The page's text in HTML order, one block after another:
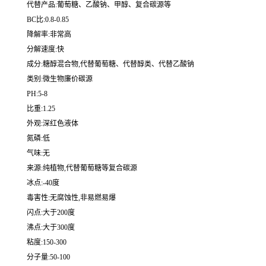
代替产品:葡萄糖、乙酸钠、甲醇、复合碳源等
BC比:0.8-0.85
降解率:非常高
分解速度:快
成分:糖醇混合物,代替葡萄糖、代替醇类、代替乙酸钠
类别:微生物廉价碳源
PH:5-8
比重:1.25
外观:深红色液体
氮磷:低
气味:无
来源:纯植物,代替葡萄糖等复合碳源
冰点:-40度
毒害性:无腐蚀性,非易燃易爆
闪点:大于200度
沸点:大于300度
粘度:150-300
分子量:50-100